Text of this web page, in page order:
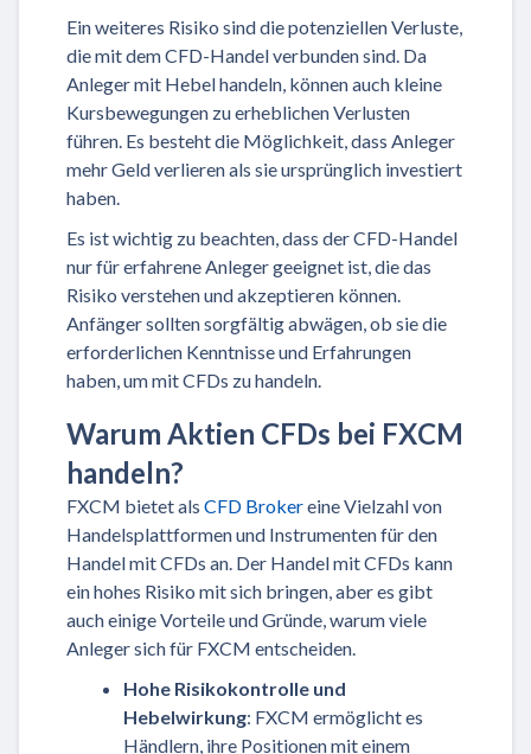
Ein weiteres Risiko sind die potenziellen Verluste,
die mit dem CFD-Handel verbunden sind. Da
Anleger mit Hebel handeln, können auch kleine
Kursbewegungen zu erheblichen Verlusten
führen. Es besteht die Möglichkeit, dass Anleger
mehr Geld verlieren als sie ursprünglich investiert
haben.
Es ist wichtig zu beachten, dass der CFD-Handel
nur für erfahrene Anleger geeignet ist, die das
Risiko verstehen und akzeptieren können.
Anfänger sollten sorgfältig abwägen, ob sie die
erforderlichen Kenntnisse und Erfahrungen
haben, um mit CFDs zu handeln.
Warum Aktien CFDs bei FXCM
handeln?
FXCM bietet als CFD Brokereine Vielzahl von
Handelsplattformen und Instrumenten für den
Handel mit CFDs an. Der Handel mit CFDs kann
ein hohes Risiko mit sich bringen, aber es gibt
auch einige Vorteile und Gründe, warum viele
Anleger sich für FXCM entscheiden.
Hohe Risikokontrolle und
Hebelwirkung: FXCM ermöglicht es
Händlern, ihre Positionen mit einem